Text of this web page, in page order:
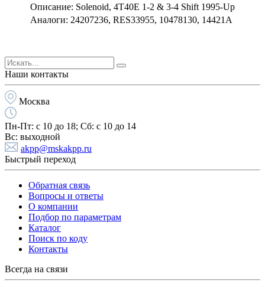
Описание: Solenoid, 4T40E 1-2 & 3-4 Shift 1995-Up
Аналоги: 24207236, RES33955, 10478130, 14421A
Наши контакты
Москва
Пн-Пт: с 10 до 18; Cб: с 10 до 14
Вс: выходной
akpp@mskakpp.ru
Быстрый переход
Обратная связь
Вопросы и ответы
О компании
Подбор по параметрам
Каталог
Поиск по коду
Контакты
Всегда на связи